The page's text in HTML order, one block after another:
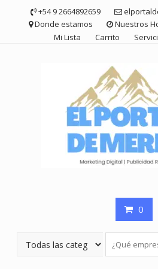
contenido
+54 9 2664892659
Donde estamos
Nuestros
Mi Lista
Carrito
0